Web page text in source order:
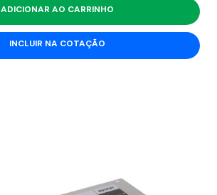
ADICIONAR AO CARRINHO
INCLUIR NA COTAÇÃO